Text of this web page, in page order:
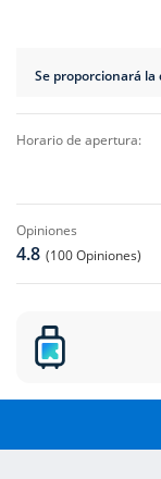
Se proporcionará
horario de apertura:
opiniones
4.8 (100 Opiniones)